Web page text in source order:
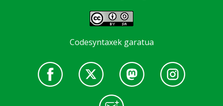
Codesyntaxek garatua